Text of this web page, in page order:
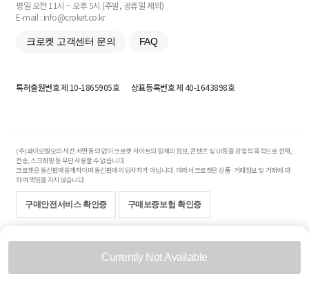
Currently Not Available
평일 오전 11시 ~ 오후 5시 (주말, 공휴일 제외)
E-mail : info@croket.co.kr
크로켓 고객센터 문의 FAQ
특허출원번호제 10-1865905호 상표등록번호제 40-1643898호
(주)와이오엘오의 사전 서면 동의 없이 크로켓 사이트의 일체의 정보, 콘텐츠 및 UI등을 상업적 목적으로 전재,
전송, 스크래핑 등 무단 사용할 수 없습니다.
크로켓은 통신판매중개자이며 통신판매의 당사자가 아닙니다. 따라서 크로켓은 상품·거래정보 및 거래에 대
하여 책임을 지지 않습니다.
구매안전서비스 확인증 구매보증보험 확인증